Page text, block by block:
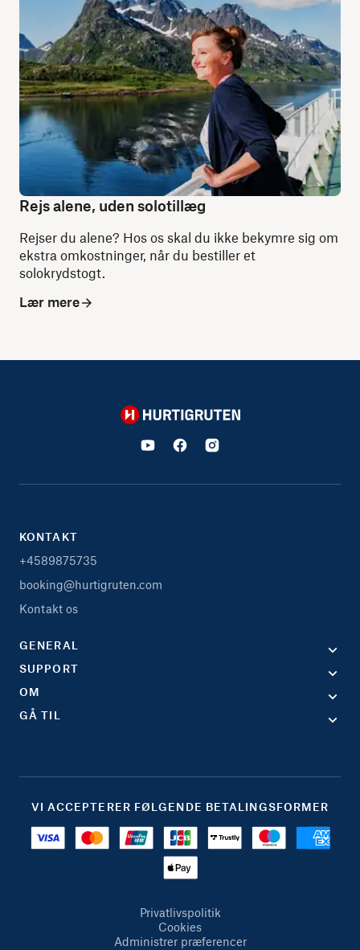
Rejs alene, uden solotillæg
Rejser du alene? Hos os skal du ikke bekymre sig om
ekstra omkostninger, når du bestiller et
solokrydstogt.
Lær mere
Hurtigruten
KONTAKT
+4589875735
booking@hurtigruten.com
Kontakt os
GENERAL
SUPPORT
OM
GÅ TIL
VI ACCEPTERER FØLGENDE BETALINGSFORMER
Privatlivspolitik
Cookies
Administrer præferencer